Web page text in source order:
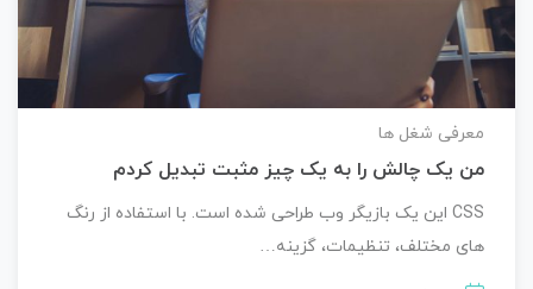
معرفی شغل ها
من یک چالش را به یک چیز مثبت تبدیل کردم
CSS این یک بازیگر وب طراحی شده است. با استفاده از رنگ
های مختلف، تنظیمات، گزینه…